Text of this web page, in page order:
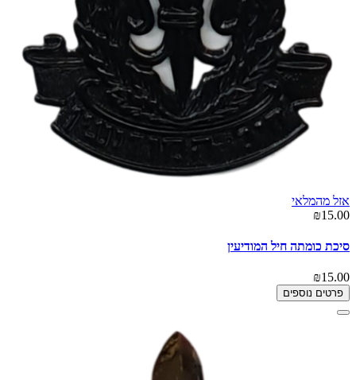
אזל מהמלאי
₪15.00
סיכת כומתה חיל המודיעין
₪15.00
פרטים נוספים